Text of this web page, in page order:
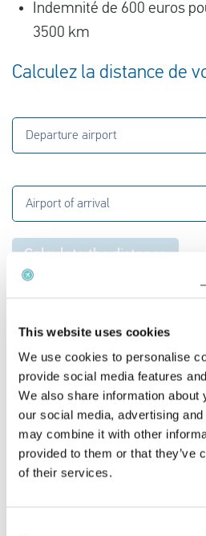
This website uses cookies
We use cookies to personalise
provide social media features
We also share information about
our social media, advertising
may combine it with other
provided to them or that they’ve
of their services.
Indemnité de 600 euros
3500 km
Calculez la distance de
Departure airport
Airport of arrival
Calculate the distance
devra vous verser ?
Si votre vol annulé est
261/2004 et que vous avez
indemnisation, le montant de
la distance de votre vol. Celle-
destinations européennes et